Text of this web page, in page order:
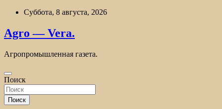
Перейти
содержимому
Суббота, 8 августа, 2026
Agro — Vera.
Агропромышленная газета.
Поиск
Поиск